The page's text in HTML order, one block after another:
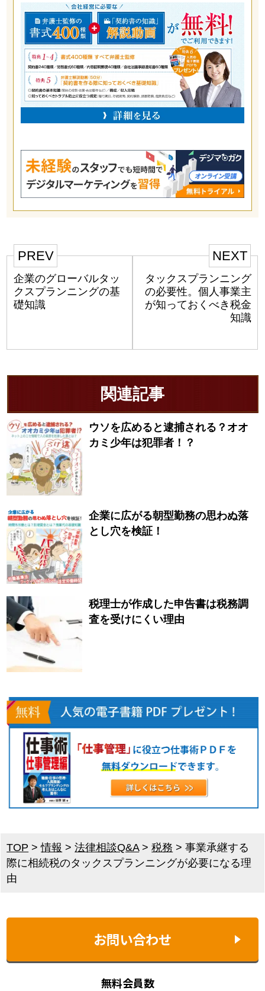
PREV
企業のグローバルタッ
クスプランニングの基
礎知識
NEXT
タックスプランニング
の必要性。個人事業主
が知っておくべき税金
知識
関連記事
ウソを広めると逮捕される？オオ
カミ少年は犯罪者！？
企業に広がる朝型勤務の思わぬ落
とし穴を検証！
税理士が作成した申告書は税務調
査を受けにくい理由
TOP >情報 >法律相談Q&A>税務 >事業承継する
際に相続税のタックスプランニングが必要になる理
由
お問い合わせ
無料会員数